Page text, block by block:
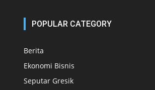
POPULAR CATEGORY
Berita
Ekonomi Bisnis
Seputar Gresik